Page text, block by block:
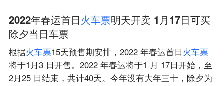
2022年春运首日火车票明天开卖 1月17日可买
除夕当日车票
根据火车票15天预售期安排，2022 年春运首日火车票
将于1月3 日开售。2022 年春运将于1 月 17日开始，至
2月25 日结束，共计40天。今年没有大年三十，除夕为